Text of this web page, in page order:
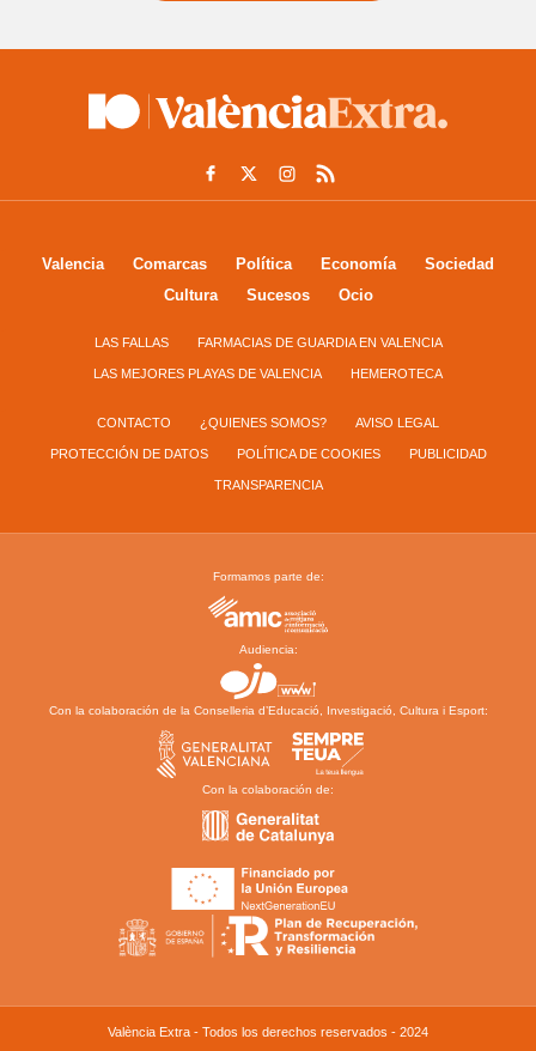
Valencia Comarcas Política Economía
Sociedad
Cultura
Sucesos Ocio
LAS FALLAS FARMACIAS DE GUARDIA EN VALENCIA
LAS MEJORES PLAYAS DE VALENCIA HEMEROTECA
CONTACTO ¿QUIENES SOMOS? AVISO LEGAL
PROTECCIÓN DE DATOS POLÍTICA DE COOKIES PUBLICIDAD
TRANSPARENCIA
Formamos parte de:
Audiencia:
Con la colaboración de la Conselleria d’Educació, Investigació, Cultura i Esport:
Con la colaboración de:
València Extra - Todos los derechos reservados - 2024